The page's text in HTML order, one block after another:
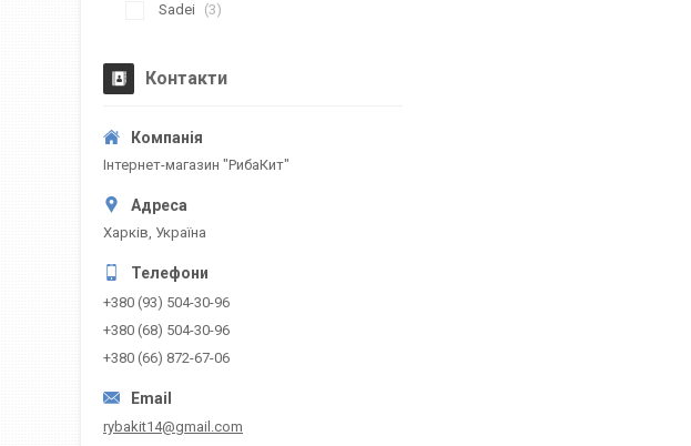
Sadei
3
Контакти
Інтернет-магазин "РибаКит"
Харків, Україна
+380 (93) 504-30-96
+380 (68) 504-30-96
+380 (66) 872-67-06
rybakit14@gmail.com